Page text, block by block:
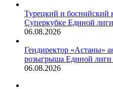
Турецкий и боснийский
Суперкубке Единой
06.08.2026
Гендиректор «Астаны»
розыгрыша Единой
06.08.2026